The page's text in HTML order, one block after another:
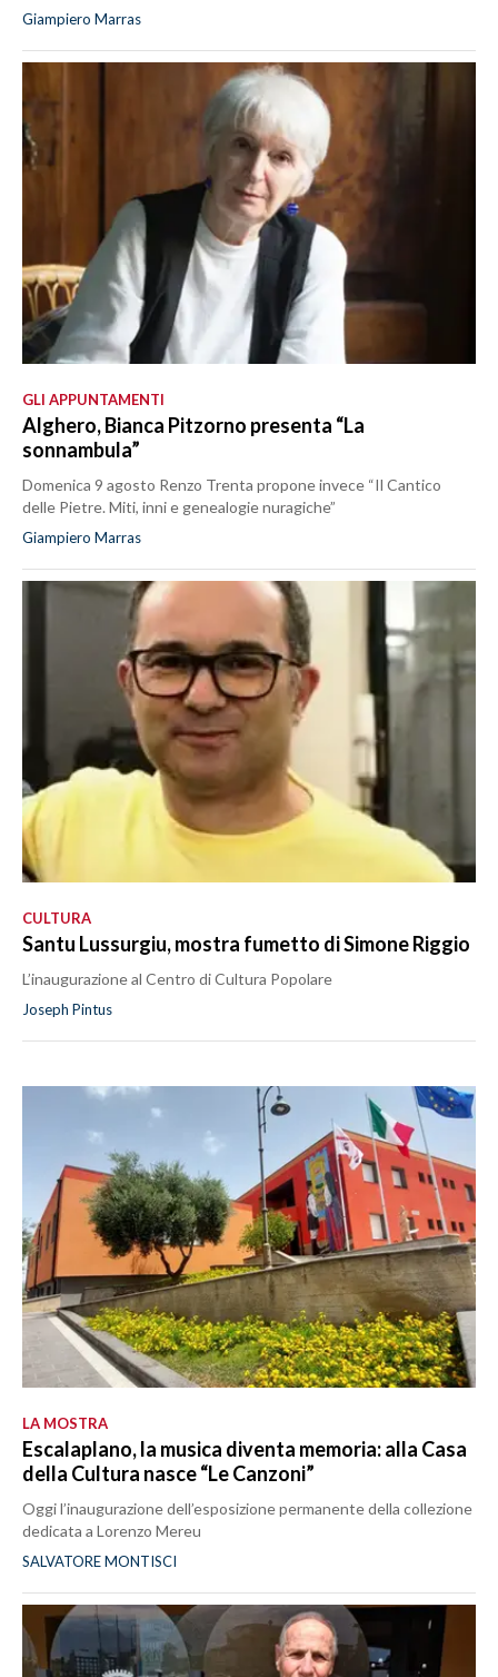
Giampiero Marras
GLI APPUNTAMENTI
Alghero, Bianca Pitzorno presenta “La
sonnambula”
Domenica 9 agosto Renzo Trenta propone invece “Il Cantico
delle Pietre. Miti, inni e genealogie nuragiche”
Giampiero Marras
CULTURA
Santu Lussurgiu, mostra fumetto di Simone Riggio
L’inaugurazione al Centro di Cultura Popolare
Joseph Pintus
LA MOSTRA
Escalaplano, la musica diventa memoria: alla Casa
della Cultura nasce “Le Canzoni”
Oggi l’inaugurazione dell’esposizione permanente della collezione
dedicata a Lorenzo Mereu
SALVATORE MONTISCI